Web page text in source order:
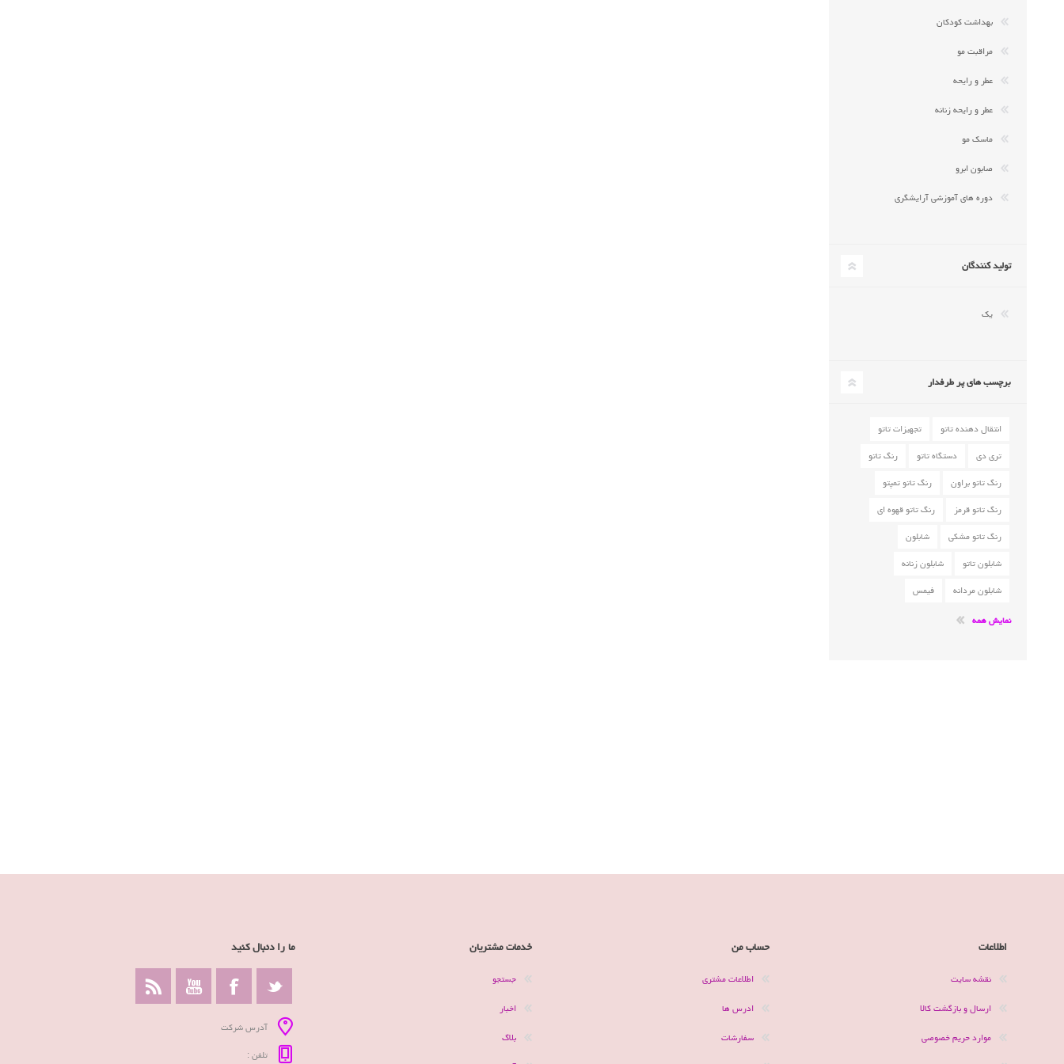
بهداشت کودکان
مراقبت مو
عطر و رایحه
عطر و رایحه زنانه
ماسک مو
صابون ابرو
دوره های آموزشی آرایشگری
تولید کنندگان
یک
برچسب های پر طرفدار
انتقال دهنده تاتو
تجهیزات تاتو
تری دی
دستگاه تاتو
رنگ تاتو
رنگ تاتو براون
رنگ تاتو تمپتو
رنگ تاتو قرمز
رنگ تاتو قهوه ای
رنگ تاتو مشکی
شابلون
شابلون تاتو
شابلون زنانه
شابلون مردانه
فیمس
نمایش همه
اطلاعات
نقشه سایت
ارسال و بازگشت کالا
موارد حریم خصوصی
حساب من
اطلاعات مشتری
ادرس ها
سفارشات
خدمات مشتریان
جستجو
اخبار
بلاگ
ما را دنبال کنید
آدرس شرکت
تلفن :